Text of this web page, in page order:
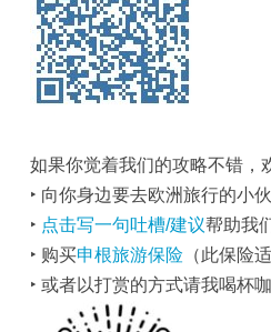
如果你觉着我们的攻略不错，
‣ 向你身边要去欧洲旅行的小
‣ 点击写一句吐槽/建议帮助我
‣ 购买申根旅游保险 （此保险
‣ 或者以打赏的方式请我喝杯